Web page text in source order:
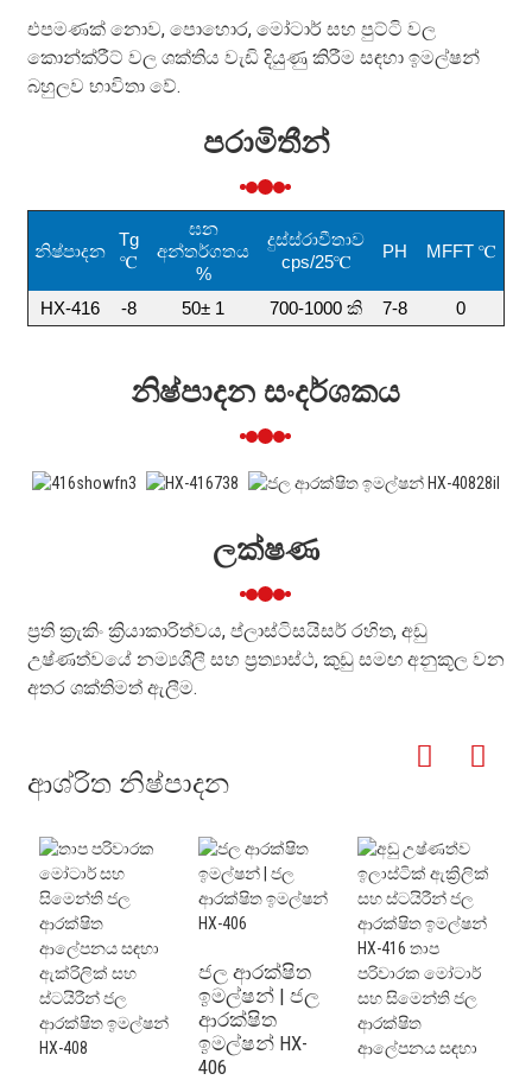
එපමණක් නොව, පොහොර, මෝටාර් සහ පුට්ටි වල
කොන්ක්රීට් වල ශක්තිය වැඩි දියුණු කිරීම සඳහා ඉමල්ෂන්
බහුලව භාවිතා වේ.
පරාමිතීන්
නිෂ්පාදන
Tg
℃
ඝන
අන්තර්ගතය
%
දුස්ස්රාවීතාව
cps/25℃
PH MFFT ℃
HX-416 -8 50± 1 700-1000 කි 7-8 0
නිෂ්පාදන සංදර්ශකය
ලක්ෂණ
ප්‍රති ක්‍රැකිං ක්‍රියාකාරිත්වය, ප්ලාස්ටිසයිසර් රහිත, අඩු
උෂ්ණත්වයේ නම්‍යශීලී සහ ප්‍රත්‍යාස්ථ, කුඩු සමඟ අනුකූල වන
අතර ශක්තිමත් ඇලීම.
ආශ්රිත නිෂ්පාදන
ජල ආරක්ෂිත
ඉමල්ෂන් | ජල
ආරක්ෂිත
ඉමල්ෂන් HX-
406